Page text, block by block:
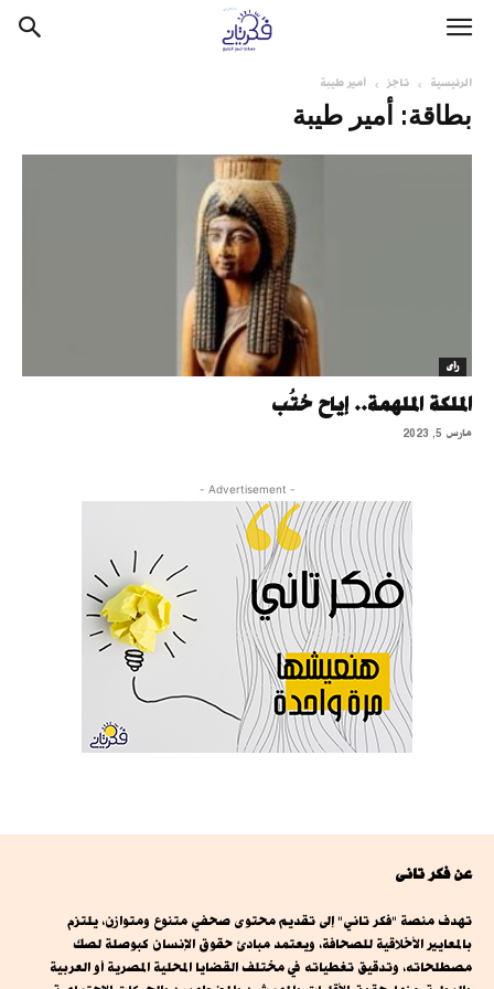
الرئيسية تاجز أمير طيبة
بطاقة: أمير طيبة
رأى
الملكة الملهمة.. إياح حُتُب
مارس 5, 2023
- Advertisement -
عن فكر تانى
تهدف منصة "فكر تاني" إلى تقديم محتوى صحفي متنوع ومتوازن، يلتزم
بالمعايير الأخلاقية للصحافة، ويعتمد مبادئ حقوق الإنسان كبوصلة لصك
مصطلحاته، وتدقيق تغطياته في مختلف القضايا المحلية المصرية أو العربية